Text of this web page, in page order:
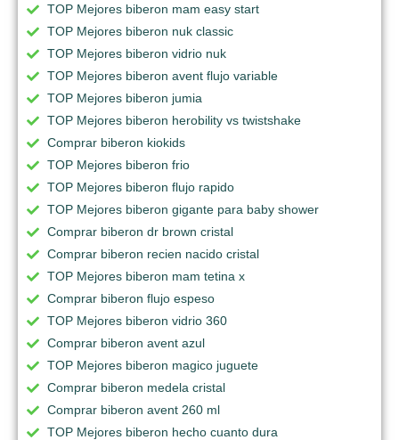
TOP Mejores biberon mam easy start
TOP Mejores biberon nuk classic
TOP Mejores biberon vidrio nuk
TOP Mejores biberon avent flujo variable
TOP Mejores biberon jumia
TOP Mejores biberon herobility vs twistshake
Comprar biberon kiokids
TOP Mejores biberon frio
TOP Mejores biberon flujo rapido
TOP Mejores biberon gigante para baby shower
Comprar biberon dr brown cristal
Comprar biberon recien nacido cristal
TOP Mejores biberon mam tetina x
Comprar biberon flujo espeso
TOP Mejores biberon vidrio 360
Comprar biberon avent azul
TOP Mejores biberon magico juguete
Comprar biberon medela cristal
Comprar biberon avent 260 ml
TOP Mejores biberon hecho cuanto dura